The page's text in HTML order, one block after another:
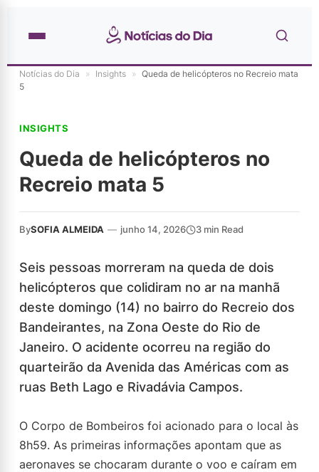
Notícias do Dia » Insights » Queda de helicópteros no Recreio mata
5
INSIGHTS
Queda de helicópteros no
Recreio mata 5
BySOFIA ALMEIDA — junho 14, 2026 3 min Read
Seis pessoas morreram na queda de dois
helicópteros que colidiram no ar na manhã
deste domingo (14) no bairro do Recreio dos
Bandeirantes, na Zona Oeste do Rio de
Janeiro. O acidente ocorreu na região do
quarteirão da Avenida das Américas com as
ruas Beth Lago e Rivadávia Campos.
O Corpo de Bombeiros foi acionado para o local às
8h59. As primeiras informações apontam que as
aeronaves se chocaram durante o voo e caíram em